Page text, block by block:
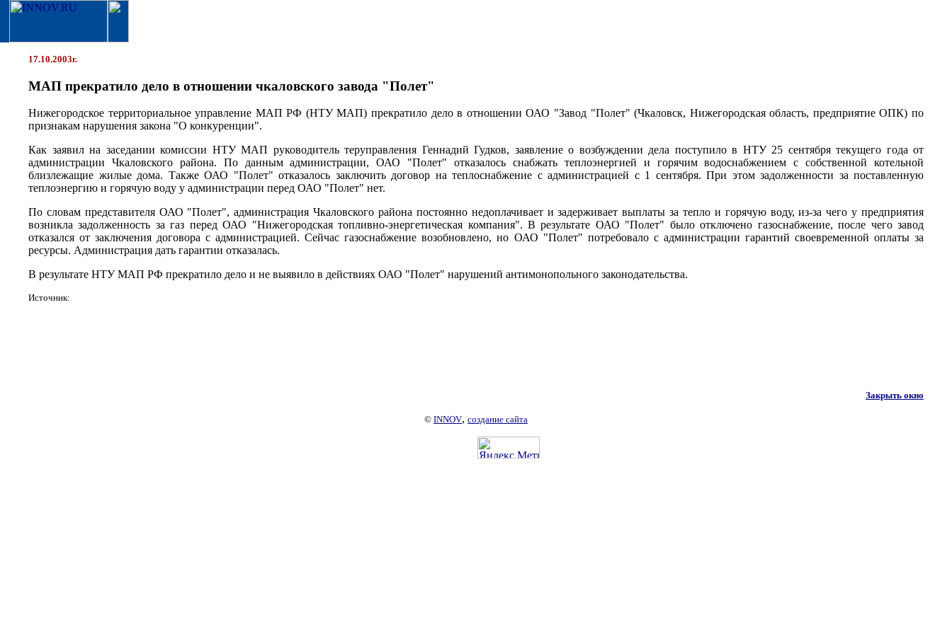
17.10.2003г.
МАП прекратило дело в отношении чкаловского завода "Полет"
Нижегородское территориальное управление МАП РФ (НТУ МАП) прекратило дело в отношении ОАО "Завод "Полет" (Чкаловск, Нижегородская область, предприятие ОПК) по
признакам нарушения закона "О конкуренции".
Как заявил на заседании комиссии НТУ МАП руководитель теруправления Геннадий Гудков, заявление о возбуждении дела поступило в НТУ 25 сентября текущего года от
администрации Чкаловского района. По данным администрации, ОАО "Полет" отказалось снабжать теплоэнергией и горячим водоснабжением с собственной котельной
близлежащие жилые дома. Также ОАО "Полет" отказалось заключить договор на теплоснабжение с администрацией с 1 сентября. При этом задолженности за поставленную
теплоэнергию и горячую воду у администрации перед ОАО "Полет" нет.
По словам представителя ОАО "Полет", администрация Чкаловского района постоянно недоплачивает и задерживает выплаты за тепло и горячую воду, из-за чего у предприятия
возникла задолженность за газ перед ОАО "Нижегородская топливно-энергетическая компания". В результате ОАО "Полет" было отключено газоснабжение, после чего завод
отказался от заключения договора с администрацией. Сейчас газоснабжение возобновлено, но ОАО "Полет" потребовало с администрации гарантий своевременной оплаты за
ресурсы. Администрация дать гарантии отказалась.
В результате НТУ МАП РФ прекратило дело и не выявило в действиях ОАО "Полет" нарушений антимонопольного законодательства.
Источник:
Закрыть окно
© INNOV, создание сайта